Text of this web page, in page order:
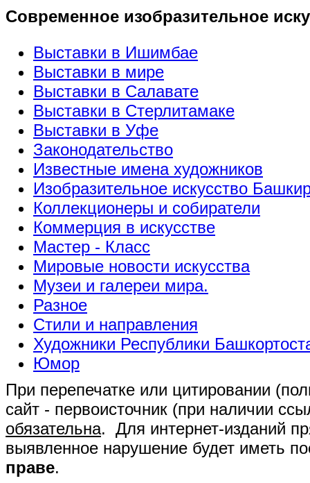
Современное изобразительное
Выставки в Ишимбае
Выставки в мире
Выставки в Салавате
Выставки в Стерлитамаке
Выставки в Уфе
Законодательство
Известные имена художников
Изобразительное искусство
Коллекционеры и собиратели
Коммерция в искусстве
Мастер - Класс
Мировые новости искусства
Музеи и галереи мира.
Разное
Стили и направления
Художники Республики
Юмор
При перепечатке или цитировании
сайт - первоисточник (при наличии
обязательна. Для интернет-изданий
выявленное нарушение будет иметь
праве.